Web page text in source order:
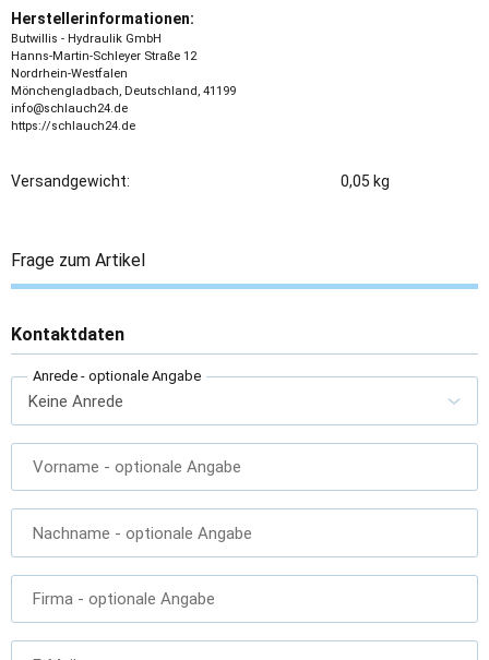
Herstellerinformationen:
Butwillis - Hydraulik GmbH
Hanns-Martin-Schleyer Straße 12
Nordrhein-Westfalen
Mönchengladbach, Deutschland, 41199
info@schlauch24.de
https://schlauch24.de
Versandgewicht: 0,05 kg
Frage zum Artikel
Kontaktdaten
Anrede - optionale Angabe
Vorname - optionale Angabe
Nachname - optionale Angabe
Firma - optionale Angabe